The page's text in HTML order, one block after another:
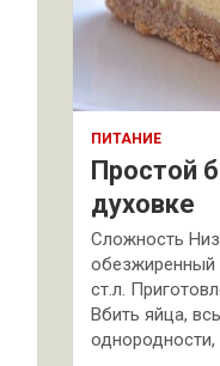
ПИТАНИЕ
Простой
духовке
Сложность
обезжиренный
ст.л.
Вбить яйца,